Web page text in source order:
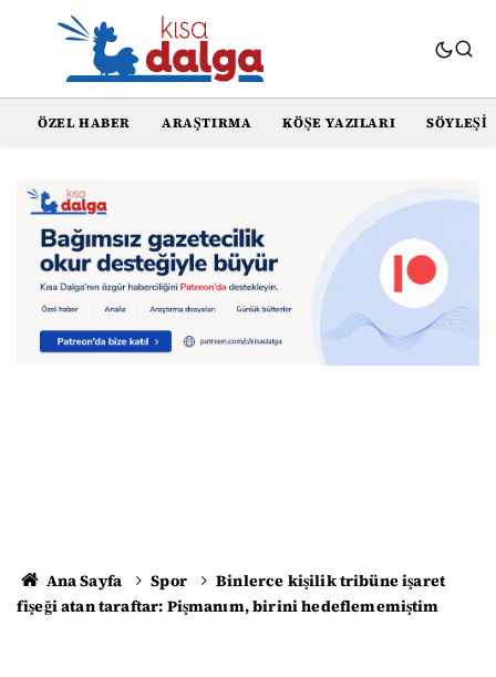
ÖZEL HABER ARAŞTIRMA KÖŞE YAZILARI SÖYLEŞI
Ana Sayfa Spor
Binlerce kişilik tribüne işaret
fişeği atan taraftar: Pişmanım, birini hedeflememiştim